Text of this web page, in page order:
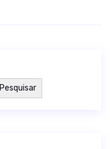
Pesquisar